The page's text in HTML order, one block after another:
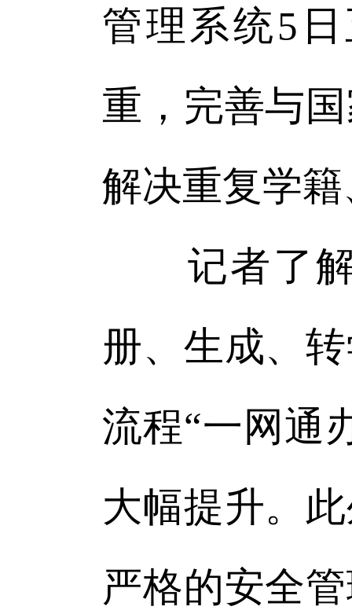
管理系统5
重，完善与
解决重复学
记者了解
册、生成、
流程“一网通
大幅提升。
严格的安全